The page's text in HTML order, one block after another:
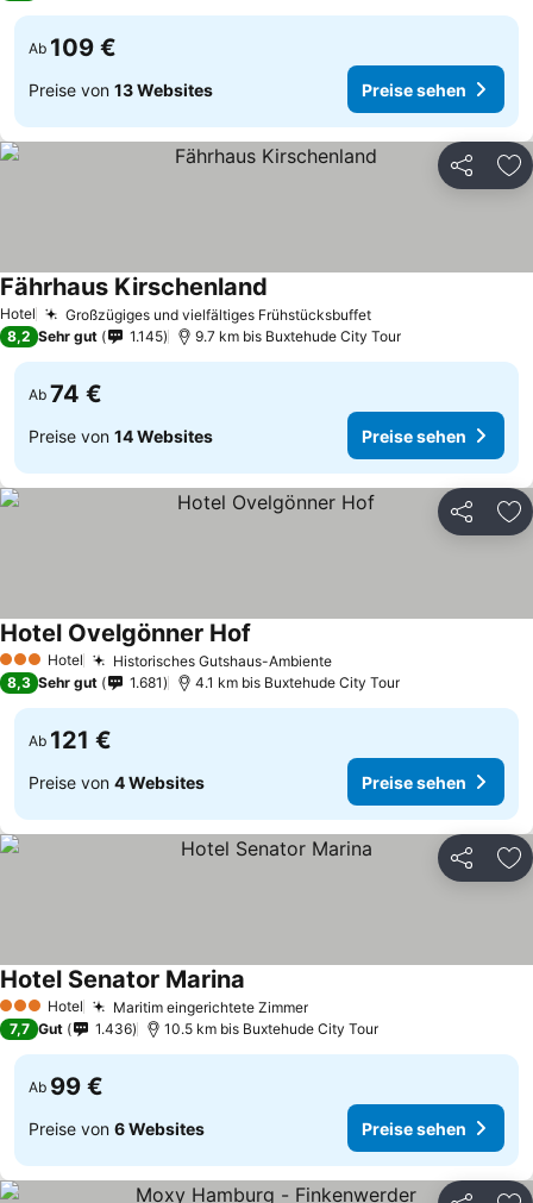
Ab 109 €
Preise von 13 Websites Preise sehen
Teilen
Hotel Großzügiges und vielfältiges Frühstücksbuffet
Fährhaus Kirschenland
8,2 Sehr gut 1.145 9.7 km bis Buxtehude City Tour
Ab 74 €
Preise von 14 Websites Preise sehen
Teilen
3 SterneHotel Historisches Gutshaus-Ambiente
Hotel Ovelgönner Hof
8,3 Sehr gut 1.681 4.1 km bis Buxtehude City Tour
Ab 121 €
Preise von 4 Websites Preise sehen
Teilen
3 SterneHotel Maritim eingerichtete Zimmer
Hotel Senator Marina
7,7 Gut 1.436 10.5 km bis Buxtehude City Tour
Ab 99 €
Preise von 6 Websites Preise sehen